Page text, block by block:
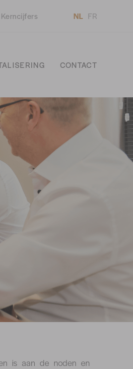
Kerncijfers NL FR
CONTACT
is aan de noden en